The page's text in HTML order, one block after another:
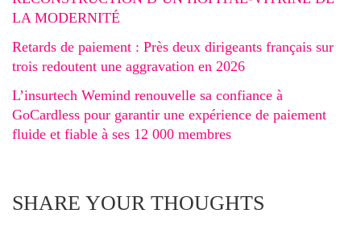
LA MODERNITÉ
Retards de paiement : Près deux dirigeants français sur
trois redoutent une aggravation en 2026
L’insurtech Wemind renouvelle sa confiance à
GoCardless pour garantir une expérience de paiement
fluide et fiable à ses 12 000 membres
SHARE YOUR THOUGHTS